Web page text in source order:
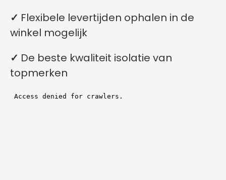
✓ Flexibele levertijden ophalen in de
winkel mogelijk
✓ De beste kwaliteit isolatie van
topmerken